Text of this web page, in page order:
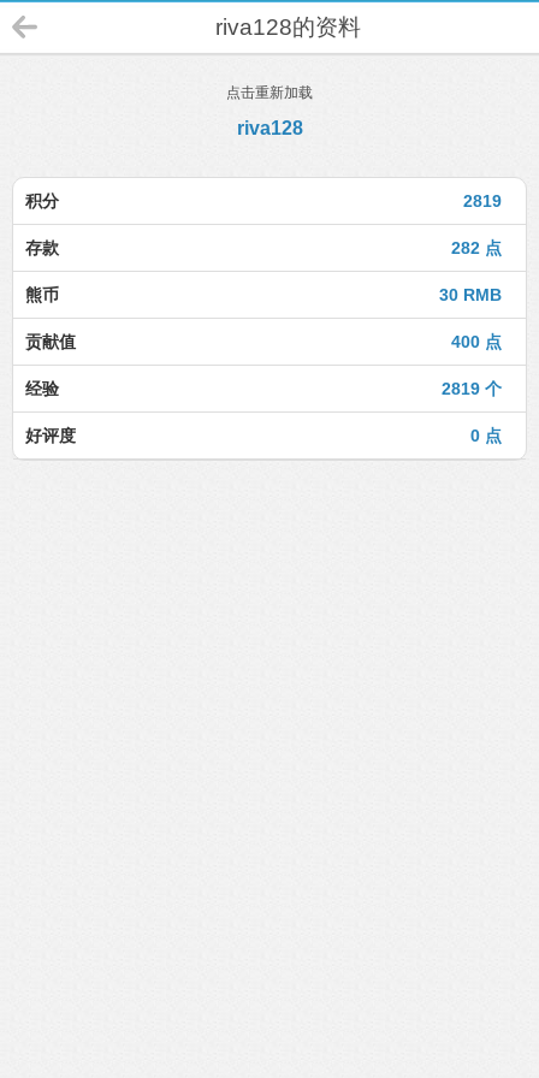
riva128的资料
点击重新加载
riva128
2819
积分
282 点
存款
30 RMB
熊币
400 点
贡献值
2819 个
经验
0 点
好评度